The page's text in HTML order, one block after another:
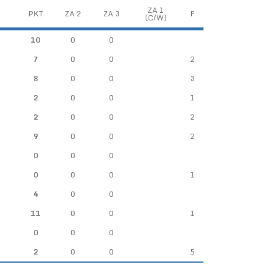
PKT ZA 2 ZA 3 ZA 1
(C/W) F
10 0
0
7 0 0
2
8 0 0
3
2 0 0
1
2 0 0
2
9 0 0
2
0 0
0
0 0 0
1
4 0
0
11 0 0
1
0 0
0
2 0 0
5